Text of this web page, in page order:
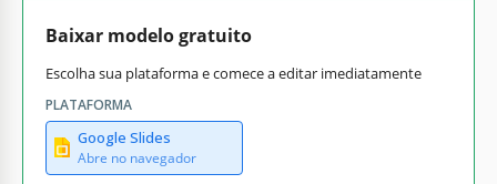
Baixar modelo gratuito
Escolha sua plataforma e comece a editar imediatamente
PLATAFORMA
Google Slides
Abre no navegador